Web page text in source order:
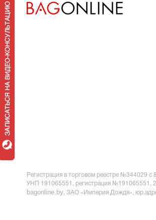
Регистрация в торговом реестре №344029 с
УНП 191065551, регистрация №191065551,
bagonline.by, ЗАО «Империя Дождя»,